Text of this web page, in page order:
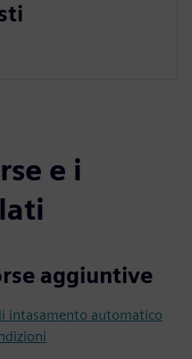
e i
aggiuntive
intasamento automatico